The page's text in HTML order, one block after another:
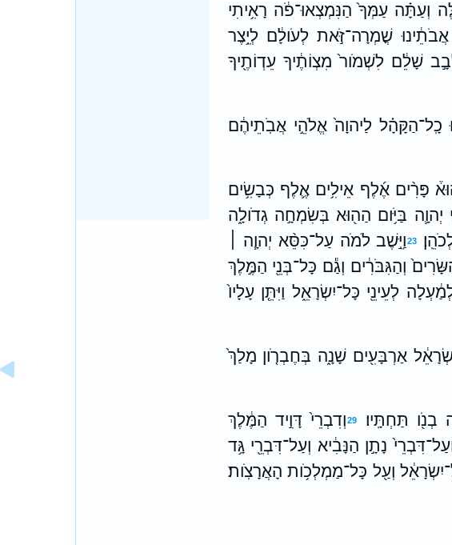
וְעַתָּ֗ה עַמְּךָ֙ הַנִּמְצְאוּ־פֹ֔ה רָאִ֥יתִי
שֳׁמְרָה־זֹּ֣את לְעֹולָ֔ם לְיֵ֥צֶר
שָׁלֵ֔ם לִשְׁמֹור֙ מִצְוֹתֶ֔יךָ עֵדְוֹתֶ֖יךָ
כָֽל־הַקָּהָ֗ל לַיהוָה֙ אֱלֹהֵ֣י אֲבֹֽתֵיהֶ֔ם
פָּרִ֨ים אֶ֜לֶף אֵילִ֥ים אֶ֛לֶף כְּבָשִׂ֥ים
יְהוָ֛ה בַּיֹּ֥ום הַה֖וּא בְּשִׂמְחָ֣ה גְדֹולָ֑ה
23וַיֵּ֣שֶׁב לֹמֹה עַל־כִּסֵּ֨א יְהוָ֧ה ׀
וְהַגִּבֹּרִ֔ים וְגַ֕ם כָּל־בְּנֵ֖י הַמֶּ֣לֶךְ
לְעֵינֵ֖י כָּל־יִשְׂרָאֵ֑ל וַיִּתֵּ֤ן עָלָיו֙
אַרְבָּעִ֖ים שָׁנָ֑ה בְּחֶבְרֹ֤ון מָלַךְ֙
תַּחְתָּֽיו׃ 29וְדִבְרֵי֙ דָּוִ֣יד הַמֶּ֔לֶךְ
נָתָ֣ן הַנָּבִ֔יא וְעַל־דִּבְרֵ֖י גָּ֥ד
וְעַ֖ל כָּל־מַמְלְכֹ֥ות הָאֲרָצֹֽות׃